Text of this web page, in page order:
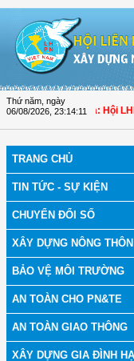
Thứ năm, ngày
06/08/2026 23:14:12
| Thanh Hóa: Hội LHPN
TRANG CHỦ
TIN TỨC - SỰ KIỆN
CHUYỂN ĐỔI SỐ
XÂY DỰNG NÔNG THÔN
BẢO VỆ MÔI TRƯỜNG
AN TOÀN CHO PN&TE
AN TOÀN GIAO THÔNG
XÂY DỰNG GIA ĐÌNH
OK